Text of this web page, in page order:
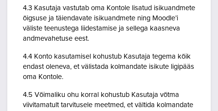
4.3 Kasutaja vastutab oma Kontole lisatud isikuandmete
õigsuse ja täiendavate isikuandmete ning Moodle’i
väliste teenustega liidestamise ja sellega kaasneva
andmevahetuse eest.
4.4 Konto kasutamisel kohustub Kasutaja tegema kõik
endast oleneva, et välistada kolmandate isikute ligipääs
oma Kontole.
4.5 Võimaliku ohu korral kohustub Kasutaja võtma
viivitamatult tarvitusele meetmed, et vältida kolmandate